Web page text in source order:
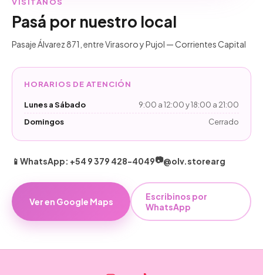
Pasá por nuestro local
Pasaje Álvarez 871, entre Virasoro y Pujol — Corrientes Capital
HORARIOS DE ATENCIÓN
Lunes a Sábado
9:00 a 12:00 y 18:00 a 21:00
Domingos
Cerrado
📱 WhatsApp: +54 9 379 428-4049📷@olv.storearg
Ver en Google Maps
Escribinos por
WhatsApp